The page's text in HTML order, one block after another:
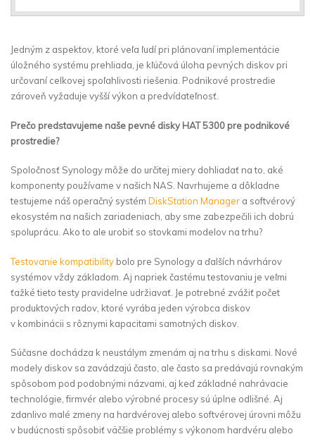
Jedným z aspektov, ktoré veľa ľudí pri plánovaní implementácie
úložného systému prehliada, je kľúčová úloha pevných diskov pri
určovaní celkovej spoľahlivosti riešenia. Podnikové prostredie
zároveň vyžaduje vyšší výkon a predvídateľnosť.
Prečo predstavujeme naše pevné disky HAT 5300 pre podnikové
prostredie?
Spoločnosť Synology môže do určitej miery dohliadať na to, aké
komponenty používame v našich NAS. Navrhujeme a dôkladne
testujeme náš operačný systém DiskStation Manager a softvérový
ekosystém na našich zariadeniach, aby sme zabezpečili ich dobrú
spoluprácu. Ako to ale urobiť so stovkami modelov na trhu?
Testovanie kompatibility bolo pre Synology a ďalších návrhárov
systémov vždy základom. Aj napriek častému testovaniu je veľmi
ťažké tieto testy pravidelne udržiavať. Je potrebné zvážiť počet
produktových radov, ktoré vyrába jeden výrobca diskov
v kombinácii s rôznymi kapacitami samotných diskov.
Súčasne dochádza k neustálym zmenám aj na trhu s diskami. Nové
modely diskov sa zavádzajú často, ale často sa predávajú rovnakým
spôsobom pod podobnými názvami, aj keď základné nahrávacie
technológie, firmvér alebo výrobné procesy sú úplne odlišné. Aj
zdanlivo malé zmeny na hardvérovej alebo softvérovej úrovni môžu
v budúcnosti spôsobiť väčšie problémy s výkonom hardvéru alebo